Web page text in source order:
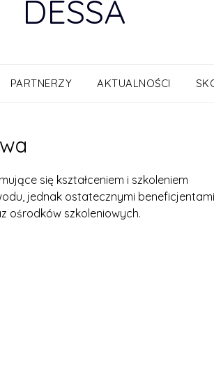
DESSA
PARTNERZY AKTUALNOŚCI
się kształceniem i szkoleniem
jednak ostatecznymi beneficjentami
ośrodków szkoleniowych.